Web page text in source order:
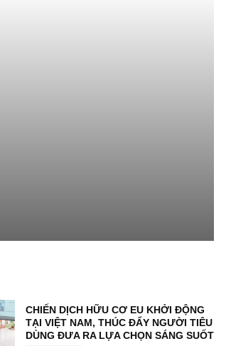
CHIẾN DỊCH HỮU CƠ EU KHỞI ĐỘNG
TẠI VIỆT NAM, THÚC ĐẨY NGƯỜI TIÊU
DÙNG ĐƯA RA LỰA CHỌN SÁNG SUỐT